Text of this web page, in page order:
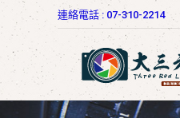
連絡電話 : 07-310-2214